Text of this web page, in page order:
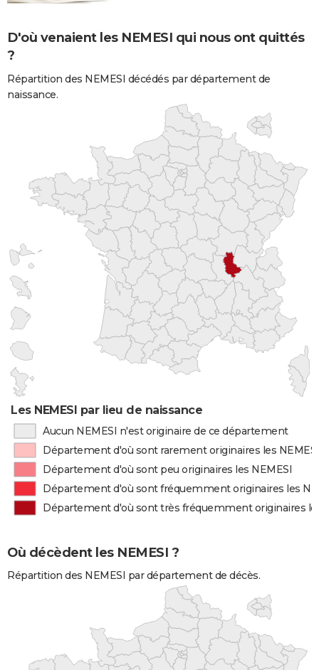
D'où venaient les NEMESI qui nous ont quittés
?
Répartition des NEMESI décédés par département de
naissance.
Les NEMESI par lieu de naissance
Aucun NEMESI n'est originaire de ce département
Département d'où sont rarement originaires les NEMESI
Département d'où sont peu originaires les NEMESI
Département d'où sont fréquemment originaires les
Département d'où sont très fréquemment originaires
Où décèdent les NEMESI ?
Répartition des NEMESI par département de décès.